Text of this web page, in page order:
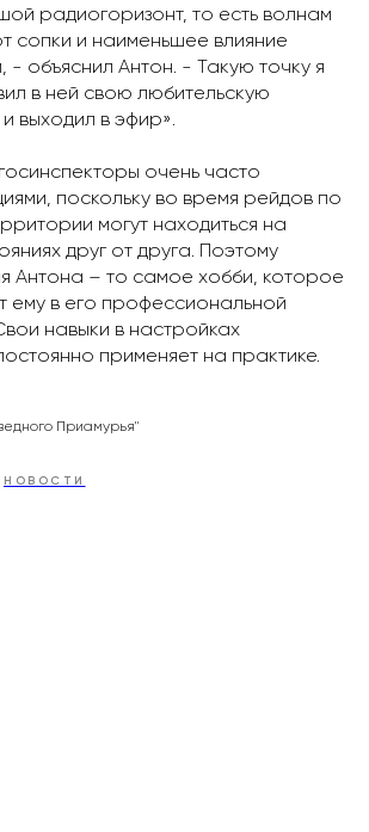
радиогоризонт, то есть волнам
сопки и наименьшее влияние
- объяснил Антон. - Такую точку я
в ней свою любительскую
выходил в эфир».
очень часто
поскольку во время рейдов по
могут находиться на
друг от друга. Поэтому
Антона – то самое хобби, которое
ему в его профессиональной
навыки в настройках
применяет на практике.
Приамурья"
НОВОСТИ